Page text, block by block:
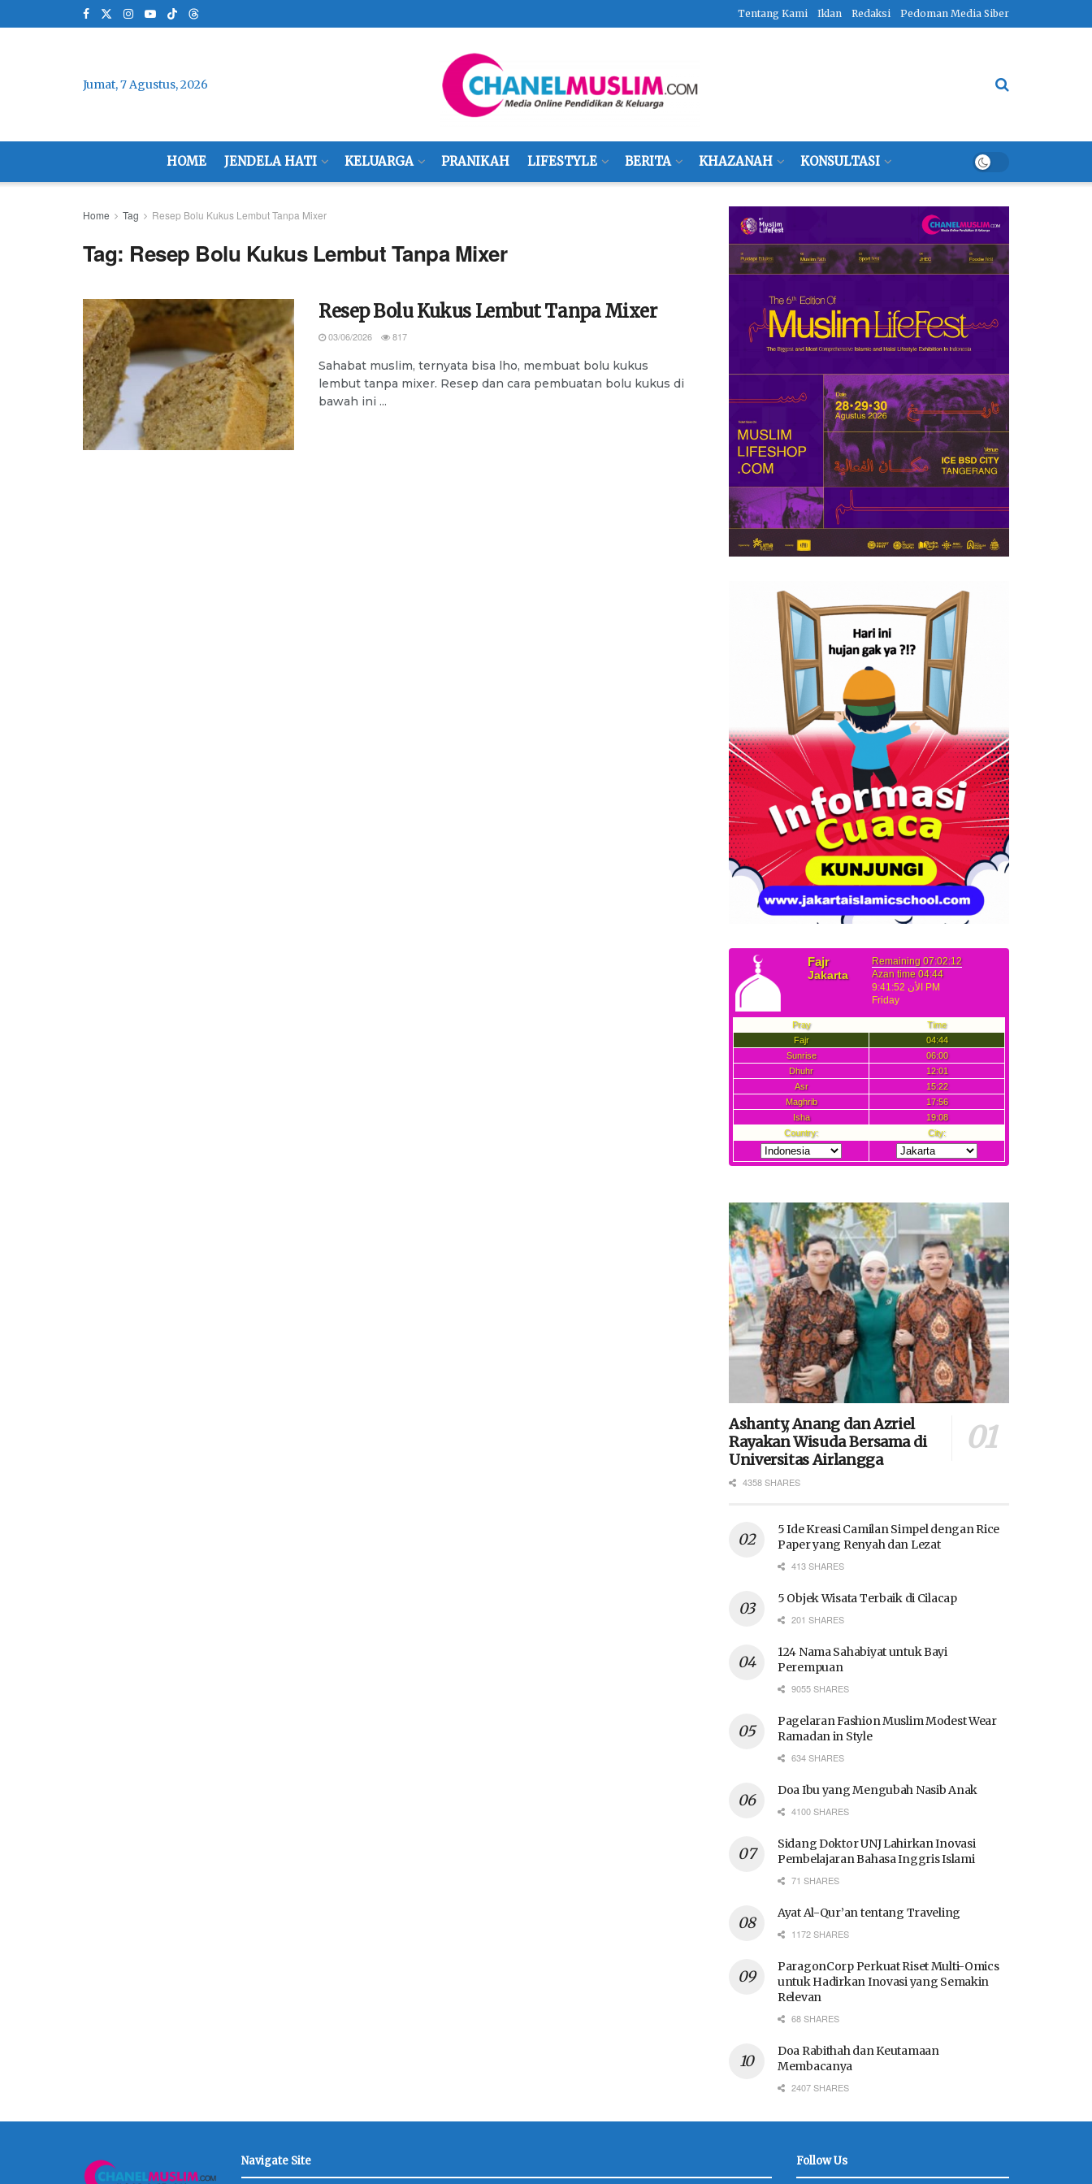
Tentang Kami Iklan Redaksi Pedoman Media Siber
Jumat, 7 Agustus, 2026
HOME JENDELA HATI KELUARGA PRANIKAH LIFESTYLE BERITA KHAZANAH KONSULTASI
Home Tag Resep Bolu Kukus Lembut Tanpa Mixer
Tag: Resep Bolu Kukus Lembut Tanpa Mixer
Resep Bolu Kukus Lembut Tanpa Mixer
03/06/2026 817
Sahabat muslim, ternyata bisa lho, membuat bolu kukus
lembut tanpa mixer. Resep dan cara pembuatan bolu kukus di
bawah ini ...
Ashanty, Anang dan Azriel
Rayakan Wisuda Bersama di
Universitas Airlangga
4358 SHARES
5 Ide Kreasi Camilan Simpel dengan Rice
Paper yang Renyah dan Lezat
413 SHARES
5 Objek Wisata Terbaik di Cilacap
201 SHARES
124 Nama Sahabiyat untuk Bayi
Perempuan
9055 SHARES
Pagelaran Fashion Muslim Modest Wear
Ramadan in Style
634 SHARES
Doa Ibu yang Mengubah Nasib Anak
4100 SHARES
Sidang Doktor UNJ Lahirkan Inovasi
Pembelajaran Bahasa Inggris Islami
71 SHARES
Ayat Al-Qur’an tentang Traveling
1172 SHARES
ParagonCorp Perkuat Riset Multi-Omics
untuk Hadirkan Inovasi yang Semakin
Relevan
68 SHARES
Doa Rabithah dan Keutamaan
Membacanya
2407 SHARES
Navigate Site Follow Us